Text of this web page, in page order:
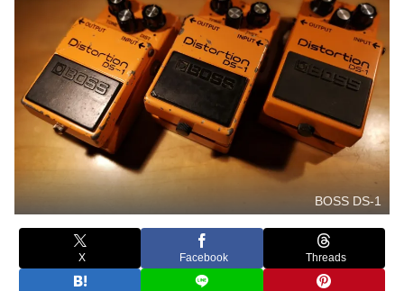
BOSS DS-1
X Facebook Threads